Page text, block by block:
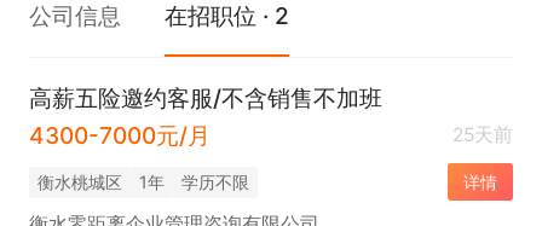
公司信息 在招职位 · 2
高薪五险邀约客服/不含销售不加班
4300-7000元/月
25天前
衡水桃城区 1年 学历不限 详情